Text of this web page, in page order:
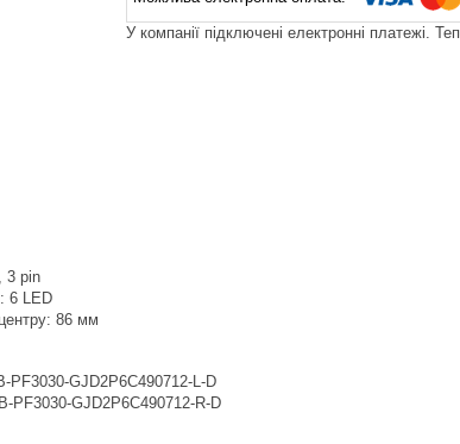
У компанії підключені електронні платежі.
3 pin
6 LED
86 мм
PF3030-GJD2P6C490712-L-D
PF3030-GJD2P6C490712-R-D